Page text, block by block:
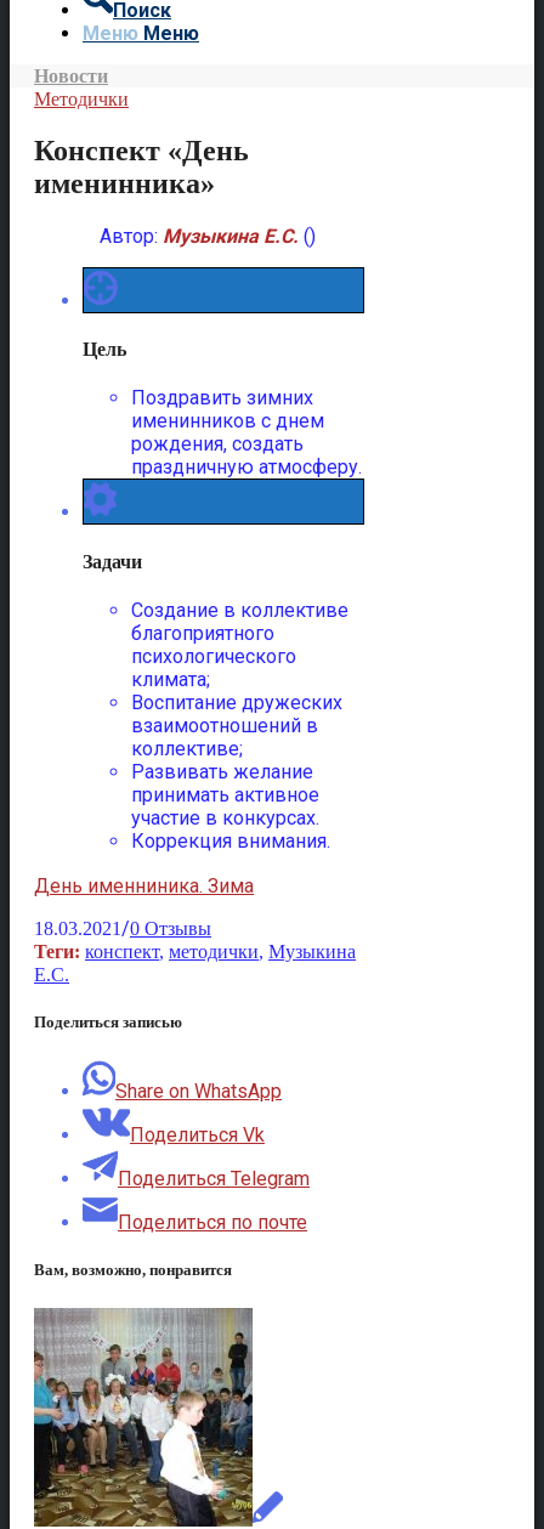
Поиск
Меню Меню
Новости
Методички
Конспект «День
именинника»
Автор: Музыкина Е.С. ()
Цель
Поздравить зимних
именинников с днем
рождения, создать
праздничную атмосферу.
Задачи
Создание в коллективе
благоприятного
психологического
климата;
Воспитание дружеских
взаимоотношений в
коллективе;
Развивать желание
принимать активное
участие в конкурсах.
Коррекция внимания.
День именниника. Зима
18.03.2021/0 Отзывы
Теги: конспект, методички, Музыкина
Е.С.
Поделиться записью
Share on WhatsApp
Поделиться Vk
Поделиться Telegram
Поделиться по почте
Вам, возможно, понравится